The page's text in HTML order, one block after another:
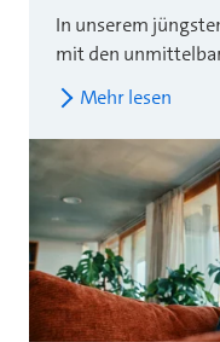
In unserem
mit den
Mehr lesen